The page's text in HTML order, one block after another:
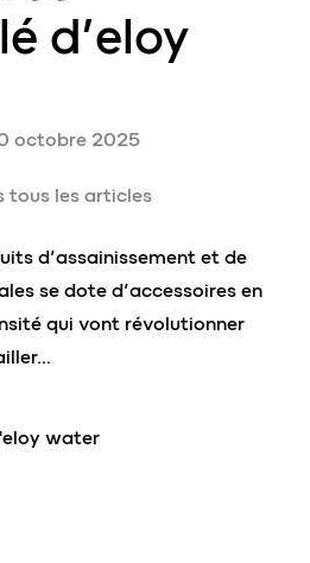
d’eloy
octobre 2025
tous les articles
d’assainissement et de
se dote d’accessoires en
qui vont révolutionner